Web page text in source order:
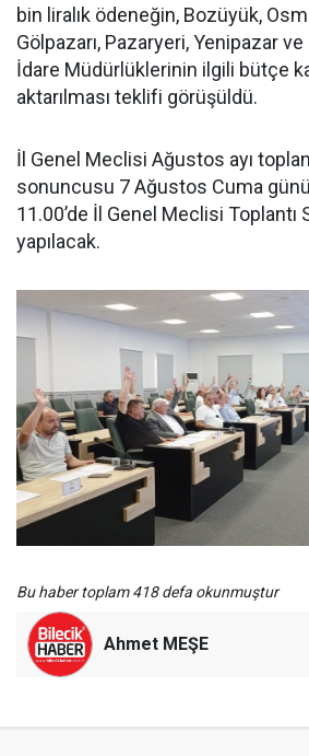
bin liralık ödeneğin, Bozüyük,
Gölpazarı, Pazaryeri, Yenipazar
İdare Müdürlüklerinin ilgili bütçe
aktarılması teklifi görüşüldü.
İl Genel Meclisi Ağustos ayı
sonuncusu 7 Ağustos Cuma
11.00’de İl Genel Meclisi Toplantı
yapılacak.
Bu haber toplam 418 defa okunmuştur
Ahmet MEŞE